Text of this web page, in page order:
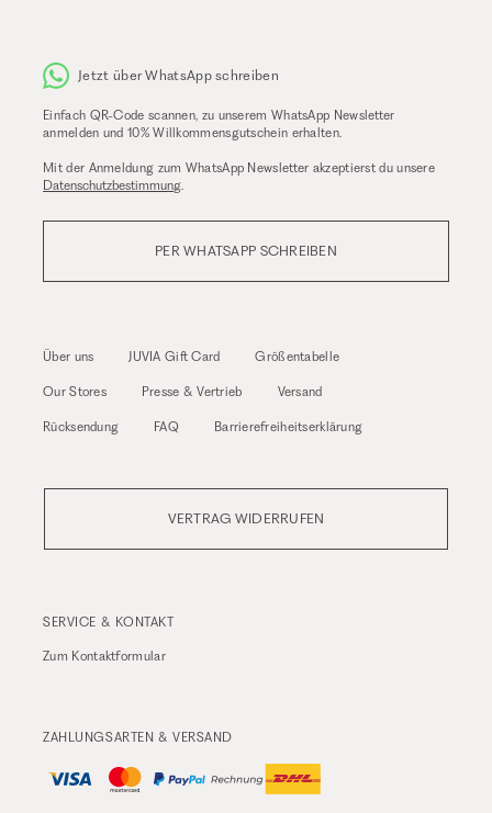
Jetzt über WhatsApp schreiben
Einfach QR-Code scannen, zu unserem WhatsApp Newsletter
anmelden und 10% Willkommensgutschein erhalten.
Mit der Anmeldung zum WhatsApp Newsletter akzeptierst du unsere
Datenschutzbestimmung.
PER WHATSAPP SCHREIBEN
Über uns JUVIA Gift Card Größentabelle
Our Stores Presse & Vertrieb Versand
Rücksendung FAQ Barrierefreiheitserklärung
VERTRAG WIDERRUFEN
SERVICE & KONTAKT
Zum Kontaktformular
ZAHLUNGSARTEN & VERSAND